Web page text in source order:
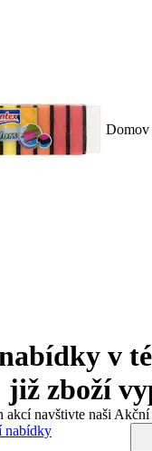
Domov
v
již zboží
akcí navštivte naši
nabídky